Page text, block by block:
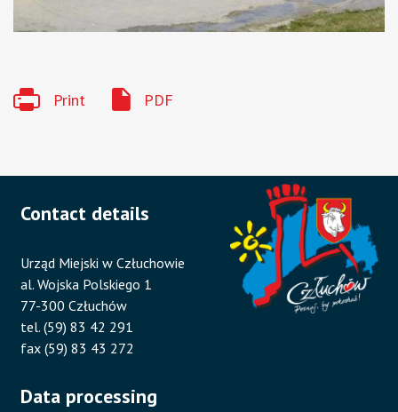
Print PDF
Contact details
Urząd Miejski w Człuchowie
al. Wojska Polskiego 1
77-300 Człuchów
tel. (59) 83 42 291
fax (59) 83 43 272
Data processing